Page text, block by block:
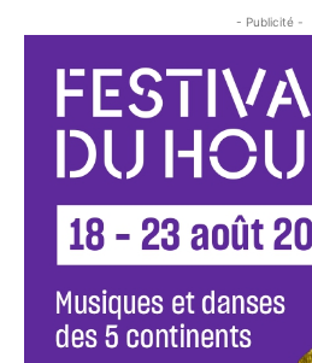
- Publicité -